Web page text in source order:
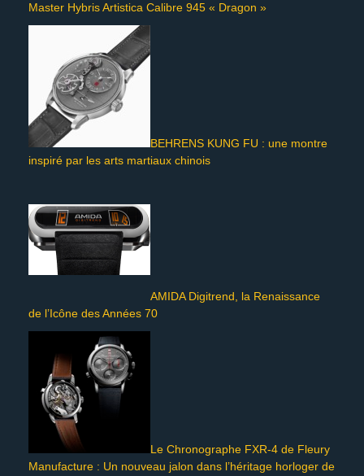
Master Hybris Artistica Calibre 945 « Dragon »
BEHRENS KUNG FU : une montre
inspiré par les arts martiaux chinois
AMIDA Digitrend, la Renaissance
de l’Icône des Années 70
Le Chronographe FXR-4 de Fleury
Manufacture : Un nouveau jalon dans l’héritage horloger de